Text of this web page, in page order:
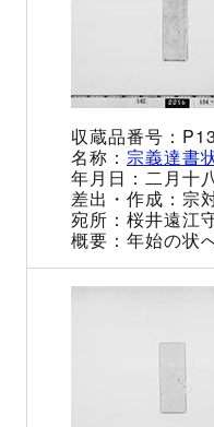
宗義達書
二月十
宗
桜井遠江
年始の状